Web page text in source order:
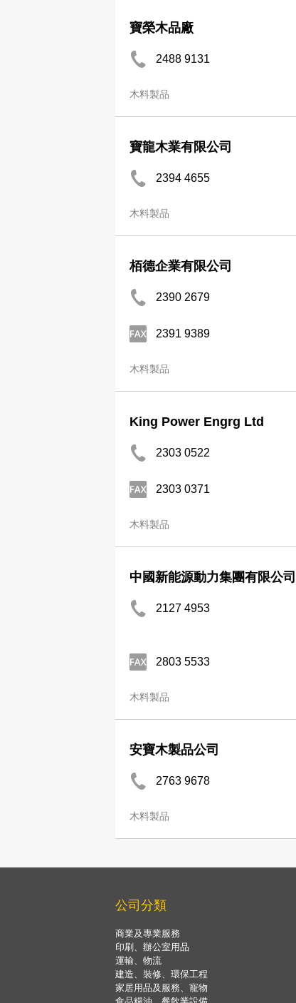
寶榮木品廠
2488 9131
木料製品
寶龍木業有限公司
2394 4655
木料製品
栢德企業有限公司
2390 2679
2391 9389
木料製品
King Power Engrg Ltd
2303 0522
2303 0371
木料製品
中國新能源動力集團有限公司
2127 4953
2803 5533
木料製品
安寶木製品公司
2763 9678
木料製品
公司分類
商業及專業服務
印刷、辦公室用品
運輸、物流
建造、裝修、環保工程
家居用品及服務、寵物